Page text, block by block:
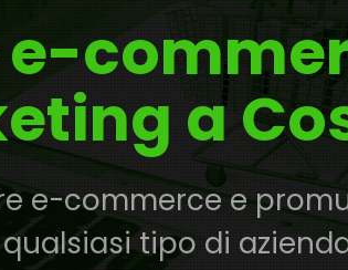
a
e-commerce e
qualsiasi tipo di